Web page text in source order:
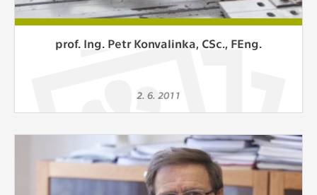
prof. Ing. Petr Konvalinka, CSc., FEng.
2. 6. 2011